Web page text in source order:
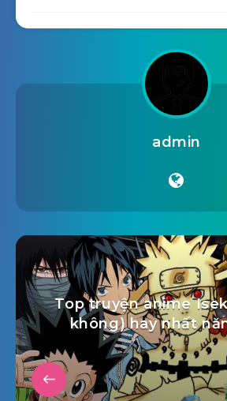
admin
Top truyện anime
không) hay nhất